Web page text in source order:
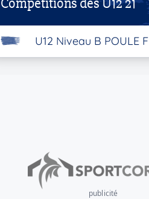
U12 Niveau B POULE F
publicité